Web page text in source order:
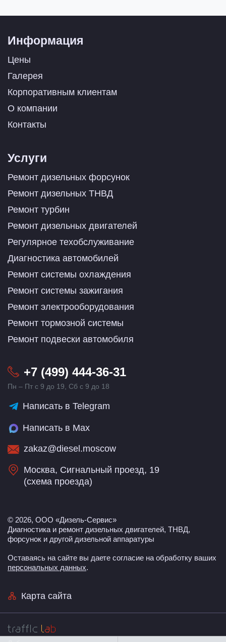
Информация
Цены
Галерея
Корпоративным клиентам
О компании
Контакты
Услуги
Ремонт дизельных форсунок
Ремонт дизельных ТНВД
Ремонт турбин
Ремонт дизельных двигателей
Регулярное техобслуживание
Диагностика автомобилей
Ремонт системы охлаждения
Ремонт системы зажигания
Ремонт электрооборудования
Ремонт тормозной системы
Ремонт подвески автомобиля
+7 (499) 444-36-31
Пн – Пт с 9 до 19, Сб с 9 до 18
Написать в Telegram
Написать в Max
zakaz@diesel.moscow
Москва, Сигнальный проезд, 19
(схема проезда)
© 2026, ООО «Дизель-Сервис»
Диагностика и ремонт дизельных двигателей, ТНВД,
форсунок и другой дизельной аппаратуры
Оставаясь на сайте вы даете согласие на обработку ваших
персональных данных.
Карта сайта